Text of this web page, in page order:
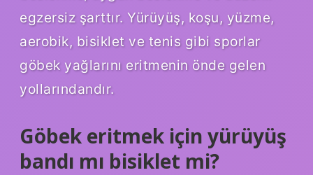
egzersiz şarttır. Yürüyüş, koşu, yüzme,
aerobik, bisiklet ve tenis gibi sporlar
göbek yağlarını eritmenin önde gelen
yollarındandır.
Göbek eritmek için yürüyüş
bandı mı bisiklet mi?